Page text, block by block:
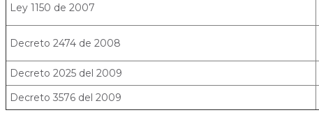
Ley 1150 de 2007
Decreto 2474 de 2008
Decreto 2025 del 2009
Decreto 3576 del 2009